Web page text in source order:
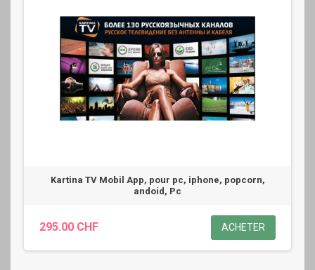
Kartina TV Mobil App, pour pc, iphone, popcorn,
andoid, Pc
295.00 CHF ACHETER